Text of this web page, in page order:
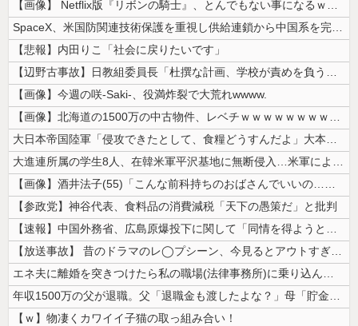
【画像】 Netflix版『リボンの騎士』、とんでもない事になるｗｗｗ...
SpaceX、米国防関連技術保護を重視し供給連鎖から中国系を完全排除へ...
【悲報】内田りこ「社会に戻りたいです」
【辺野古事故】日教組委員長「杜撰な計画、学校が責めを負うのは当然」とし...
【画像】今週の咲-Saki-、役満炸裂で大荒れwwww.
【画像】北海道の1500万の中古物件、レベチｗｗｗｗｗｗｗｗｗｗｗｗｗ...
大日本帝国陸軍「侵攻できたとして、食糧どうすんだよ」大本営「現地調達」...
大進連所属の学生8人、在韓米軍平沢基地に無断侵入…米軍により身柄拘束！
【画像】酒井法子(55)「こんな前科持ちのおばさんでいいの…？」 【P...
【参政党】神谷代表、食料品の消費減税「天下の愚策だ」と批判
【速報】中国外務省、広島原爆投下に関して「同情を得ようと核被害者の立場...
【放送事故】 昔のドラマのレ◯プシーン、今見るとアウトすぎる・・・
エネ夫に離婚を突きつけたら私の職場(法律事務所)に乗り込んできた 堂々...
年収1500万の父が退職。父「退職金も渡したよな？」母「貯金なんてない...
【ｗ】物凄くカワイイ子猫の取っ組み合い！